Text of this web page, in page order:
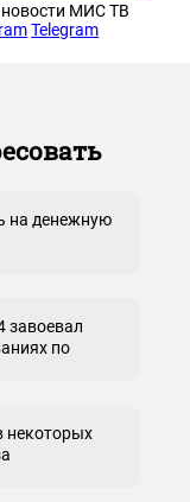
новости МИС ТВ
Telegram
на денежную
по
некоторых